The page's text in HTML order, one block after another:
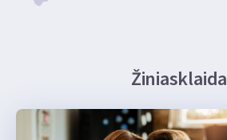
Žiniasklaida